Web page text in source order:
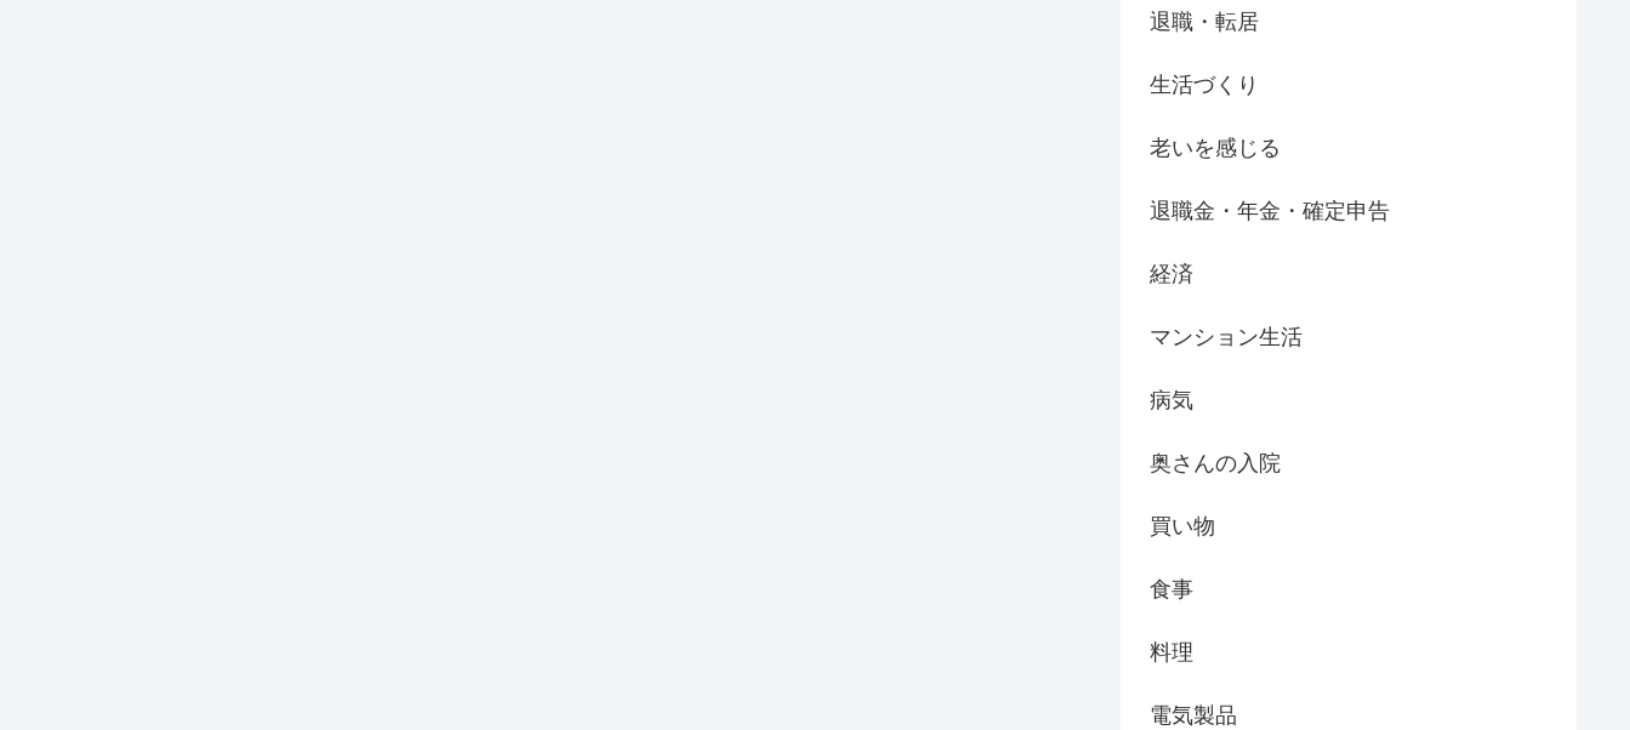
退職・転居
生活づくり
老いを感じる
退職金・年金・確定申告
経済
マンション生活
病気
奥さんの入院
買い物
食事
料理
電気製品